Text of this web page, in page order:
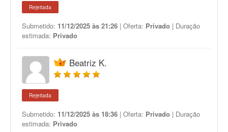
Rejeitada
Submetido: 11/12/2025 às 21:26 | Oferta: Privado | Duração
estimada: Privado
Beatriz K.
Rejeitada
Submetido: 11/12/2025 às 18:36 | Oferta: Privado | Duração
estimada: Privado